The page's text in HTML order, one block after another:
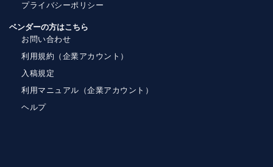
プライバシーポリシー
ベンダーの方はこちら
お問い合わせ
利用規約（企業アカウント）
入稿規定
利用マニュアル（企業アカウント）
ヘルプ